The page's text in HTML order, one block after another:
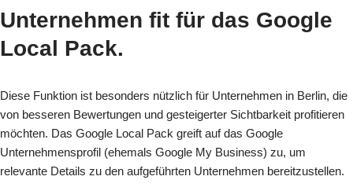
Unternehmen fit für das Google
Local Pack.
Diese Funktion ist besonders nützlich für Unternehmen in Berlin, die
von besseren Bewertungen und gesteigerter Sichtbarkeit profitieren
möchten. Das Google Local Pack greift auf das Google
Unternehmensprofil (ehemals Google My Business) zu, um
relevante Details zu den aufgeführten Unternehmen bereitzustellen.